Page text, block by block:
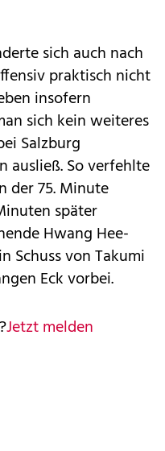
sich auch nach
praktisch nicht
insofern
sich kein weiteres
Salzburg
ausließ. So verfehlte
der 75. Minute
später
Hwang Hee-
Schuss von Takumi
Eck vorbei.
Jetzt melden